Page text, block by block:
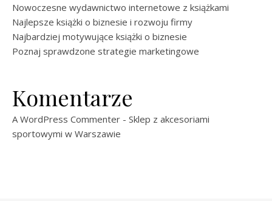
Nowoczesne wydawnictwo internetowe z książkami
Najlepsze książki o biznesie i rozwoju firmy
Najbardziej motywujące książki o biznesie
Poznaj sprawdzone strategie marketingowe
Komentarze
A WordPress Commenter - Sklep z akcesoriami
sportowymi w Warszawie